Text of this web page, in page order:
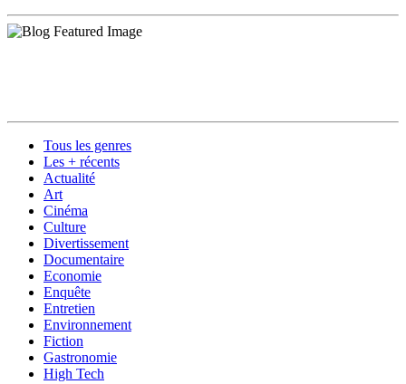
Tous les genres
Les + récents
Actualité
Art
Cinéma
Culture
Divertissement
Documentaire
Economie
Enquête
Entretien
Environnement
Fiction
Gastronomie
High Tech